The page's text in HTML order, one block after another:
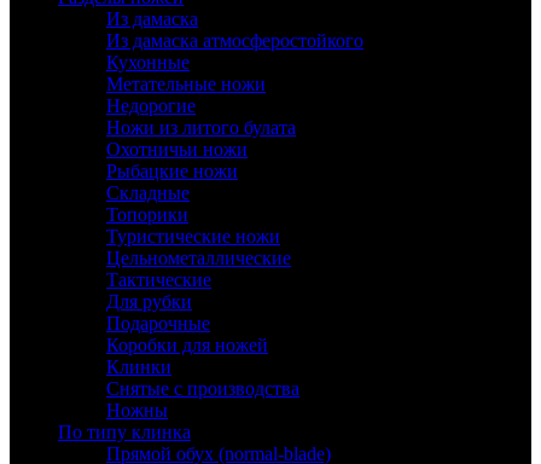
Из дамаска
Из дамаска атмосферостойкого
Кухонные
Метательные ножи
Недорогие
Ножи из литого булата
Охотничьи ножи
Рыбацкие ножи
Складные
Топорики
Туристические ножи
Цельнометаллические
Тактические
Для рубки
Подарочные
Коробки для ножей
Клинки
Снятые с производства
Ножны
По типу клинка
Прямой обух (normal-blade)